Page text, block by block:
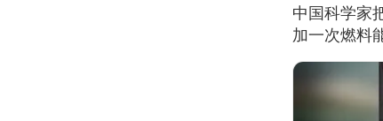
中国科学家
加一次燃料